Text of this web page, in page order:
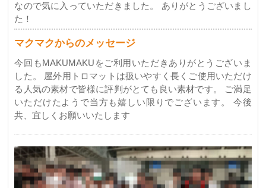
なので気に入っていただきました。 ありがとうございまし
た！
マクマクからのメッセージ
今回もMAKUMAKUをご利用いただきありがとうございま
した。 屋外用トロマットは扱いやすく長くご使用いただけ
る人気の素材で皆様に評判がとても良い素材です。 ご満足
いただけたようで当方も嬉しい限りでございます。 今後
共、宜しくお願いいたします